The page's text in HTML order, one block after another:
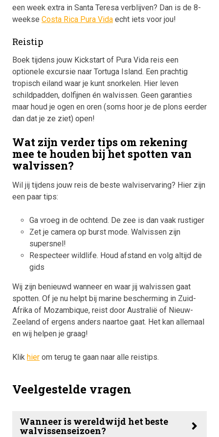
een week extra in Santa Teresa verblijven? Dan is de 8-
weekse Costa Rica Pura Vida echt iets voor jou!
Reistip
Boek tijdens jouw Kickstart of Pura Vida reis een
optionele excursie naar Tortuga Island. Een prachtig
tropisch eiland waar je kunt snorkelen. Hier leven
schildpadden, dolfijnen én walvissen. Geen garanties
maar houd je ogen en oren (soms hoor je de plons eerder
dan dat je ze ziet) open!
Wat zijn verder tips om rekening
mee te houden bij het spotten van
walvissen?
Wil jij tijdens jouw reis de beste walviservaring? Hier zijn
een paar tips:
Ga vroeg in de ochtend. De zee is dan vaak rustiger
Zet je camera op burst mode. Walvissen zijn
supersnel!
Respecteer wildlife. Houd afstand en volg altijd de
gids
Wij zijn benieuwd wanneer en waar jij walvissen gaat
spotten. Of je nu helpt bij marine bescherming in Zuid-
Afrika of Mozambique, reist door Australië of Nieuw-
Zeeland of ergens anders naartoe gaat. Het kan allemaal
en wij helpen je graag!
Klik hier om terug te gaan naar alle reistips.
Veelgestelde vragen
Wanneer is wereldwijd het beste
walvissenseizoen?